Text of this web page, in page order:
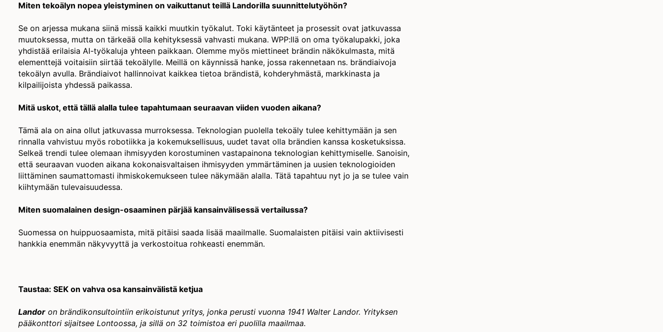
Miten tekoälyn nopea yleistyminen on vaikuttanut teillä Landorilla suunnittelutyöhön?
Se on arjessa mukana siinä missä kaikki muutkin työkalut. Toki käytänteet ja prosessit ovat jatkuvassa
muutoksessa, mutta on tärkeää olla kehityksessä vahvasti mukana. WPP:llä on oma työkalupakki, joka
yhdistää erilaisia AI-työkaluja yhteen paikkaan. Olemme myös miettineet brändin näkökulmasta, mitä
elementtejä voitaisiin siirtää tekoälylle. Meillä on käynnissä hanke, jossa rakennetaan ns. brändiaivoja
tekoälyn avulla. Brändiaivot hallinnoivat kaikkea tietoa brändistä, kohderyhmästä, markkinasta ja
kilpailijoista yhdessä paikassa.
Mitä uskot, että tällä alalla tulee tapahtumaan seuraavan viiden vuoden aikana?
Tämä ala on aina ollut jatkuvassa murroksessa. Teknologian puolella tekoäly tulee kehittymään ja sen
rinnalla vahvistuu myös robotiikka ja kokemuksellisuus, uudet tavat olla brändien kanssa kosketuksissa.
Selkeä trendi tulee olemaan ihmisyyden korostuminen vastapainona teknologian kehittymiselle. Sanoisin,
että seuraavan vuoden aikana kokonaisvaltaisen ihmisyyden ymmärtäminen ja uusien teknologioiden
liittäminen saumattomasti ihmiskokemukseen tulee näkymään alalla. Tätä tapahtuu nyt jo ja se tulee vain
kiihtymään tulevaisuudessa.
Miten suomalainen design-osaaminen pärjää kansainvälisessä vertailussa?
Suomessa on huippuosaamista, mitä pitäisi saada lisää maailmalle. Suomalaisten pitäisi vain aktiivisesti
hankkia enemmän näkyvyyttä ja verkostoitua rohkeasti enemmän.
Taustaa: SEK on vahva osa kansainvälistä ketjua
Landor on brändikonsultointiin erikoistunut yritys, jonka perusti vuonna 1941 Walter Landor. Yrityksen
pääkonttori sijaitsee Lontoossa, ja sillä on 32 toimistoa eri puolilla maailmaa.